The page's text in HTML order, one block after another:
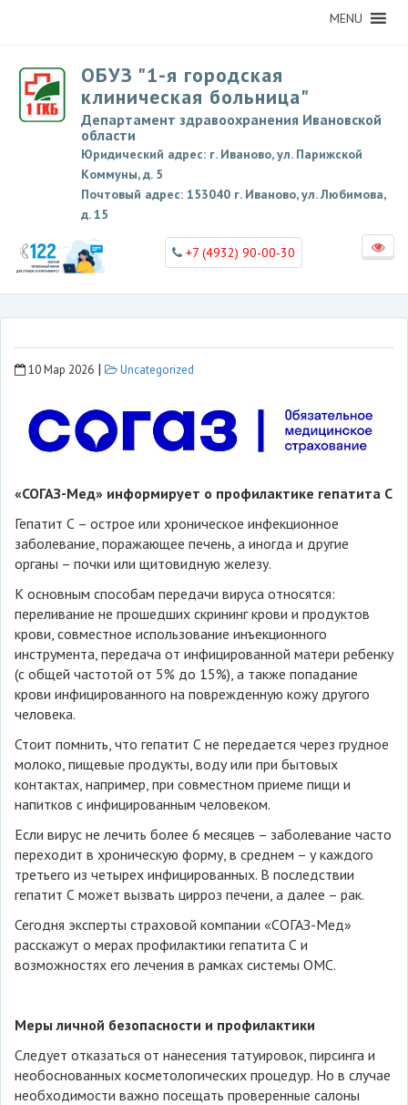
MENU
ОБУЗ "1-я городская
клиническая больница"
Департамент здравоохранения Ивановской
области
Юридический адрес: г. Иваново, ул. Парижской
Коммуны, д. 5
Почтовый адрес: 153040 г. Иваново, ул. Любимова,
д. 15
+7 (4932) 90-00-30
10 Мар 2026 | Uncategorized
«СОГАЗ-Мед» информирует о профилактике гепатита С
Гепатит С – острое или хроническое инфекционное
заболевание, поражающее печень, а иногда и другие
органы – почки или щитовидную железу.
К основным способам передачи вируса относятся:
переливание не прошедших скрининг крови и продуктов
крови, совместное использование инъекционного
инструмента, передача от инфицированной матери ребенку
(с общей частотой от 5% до 15%), а также попадание
крови инфицированного на поврежденную кожу другого
человека.
Стоит помнить, что гепатит С не передается через грудное
молоко, пищевые продукты, воду или при бытовых
контактах, например, при совместном приеме пищи и
напитков с инфицированным человеком.
Если вирус не лечить более 6 месяцев – заболевание часто
переходит в хроническую форму, в среднем – у каждого
третьего из четырех инфицированных. В последствии
гепатит С может вызвать цирроз печени, а далее – рак.
Сегодня эксперты страховой компании «СОГАЗ-Мед»
расскажут о мерах профилактики гепатита С и
возможностях его лечения в рамках системы ОМС.
Меры личной безопасности и профилактики
Следует отказаться от нанесения татуировок, пирсинга и
необоснованных косметологических процедур. Но в случае
необходимости важно посещать проверенные салоны